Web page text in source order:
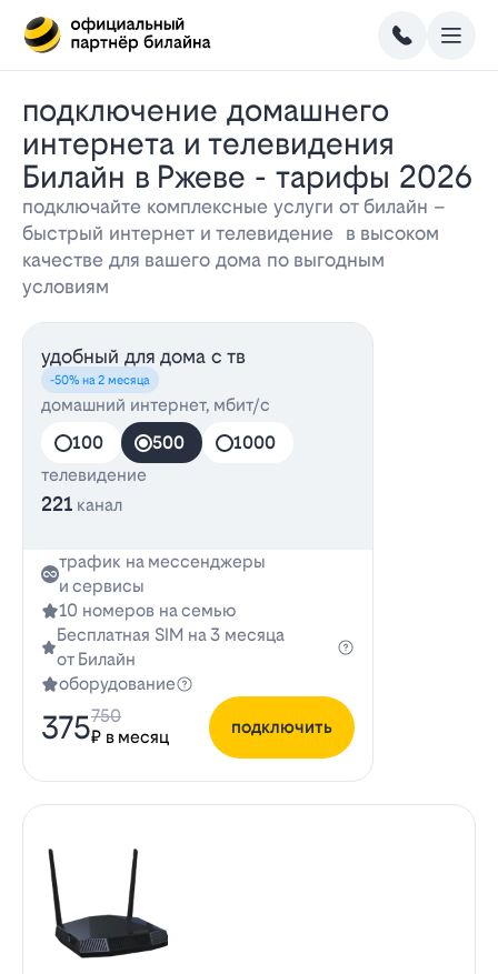
Подключение домашнего
интернета и телевидения
Билайн в Ржеве - тарифы 2026
подключайте комплексные услуги от билайн –
быстрый интернет и телевидение в высоком
качестве для вашего дома по выгодным
условиям
удобный для дома с тв
-50% на 2 месяца
домашний интернет, мбит/с
100
500
1000
телевидение
221 канал
трафик на мессенджеры
и сервисы
10 номеров на семью
Бесплатная SIM на 3 месяца
от Билайн
оборудование
375₽ в месяц
750
подключить